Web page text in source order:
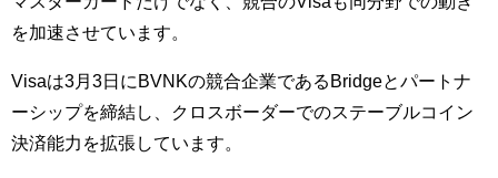
を加速させています。
Visaは3月3日にBVNKの競合企業であるBridgeとパートナ
ーシップを締結し、クロスボーダーでのステーブルコイン
決済能力を拡張しています。